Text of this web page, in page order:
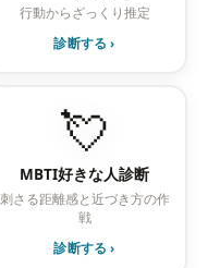
行動からざっくり推定
診断する ›
💘
MBTI好きな人診断
刺さる距離感と近づき方の作
戦
診断する ›